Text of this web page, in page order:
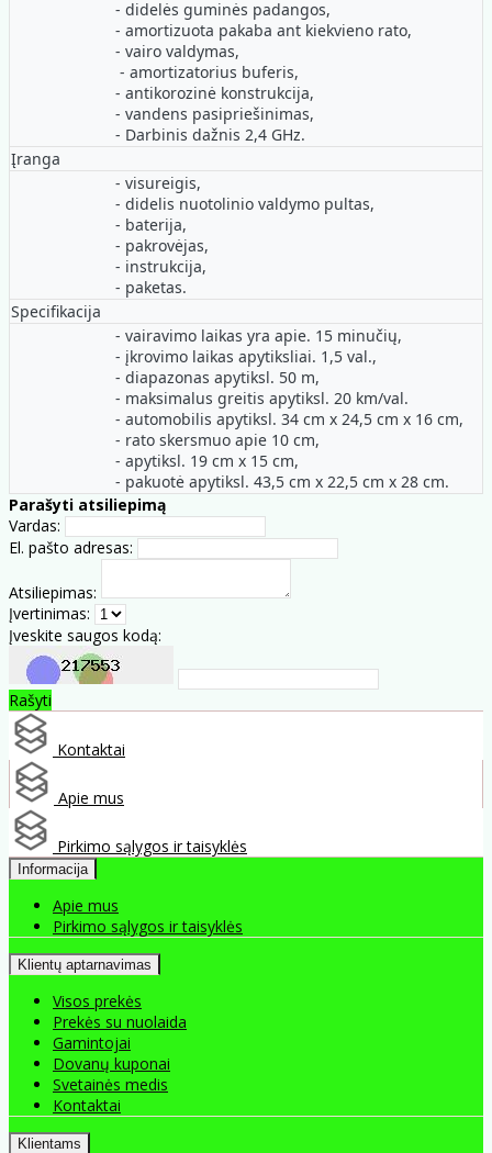
- didelės guminės padangos,
- amortizuota pakaba ant kiekvieno rato,
- vairo valdymas,
- amortizatorius buferis,
- antikorozinė konstrukcija,
- vandens pasipriešinimas,
- Darbinis dažnis 2,4 GHz.
Įranga
- visureigis,
- didelis nuotolinio valdymo pultas,
- baterija,
- pakrovėjas,
- instrukcija,
- paketas.
Specifikacija
- vairavimo laikas yra apie. 15 minučių,
- įkrovimo laikas apytiksliai. 1,5 val.,
- diapazonas apytiksl. 50 m,
- maksimalus greitis apytiksl. 20 km/val.
- automobilis apytiksl. 34 cm x 24,5 cm x 16 cm,
- rato skersmuo apie 10 cm,
- apytiksl. 19 cm x 15 cm,
- pakuotė apytiksl. 43,5 cm x 22,5 cm x 28 cm.
Parašyti atsiliepimą
Vardas:
El. pašto adresas:
Atsiliepimas:
Įvertinimas:
Įveskite saugos kodą:
Rašyti
Kontaktai
Apie mus
Pirkimo sąlygos ir taisyklės
Informacija
Apie mus
Pirkimo sąlygos ir taisyklės
Klientų aptarnavimas
Visos prekės
Prekės su nuolaida
Gamintojai
Dovanų kuponai
Svetainės medis
Kontaktai
Klientams